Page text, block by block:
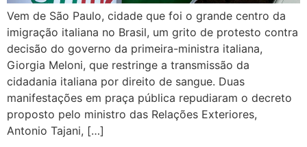
Vem de São Paulo, cidade que foi o grande centro da
imigração italiana no Brasil, um grito de protesto contra
decisão do governo da primeira-ministra italiana,
Giorgia Meloni, que restringe a transmissão da
cidadania italiana por direito de sangue. Duas
manifestações em praça pública repudiaram o decreto
proposto pelo ministro das Relações Exteriores,
Antonio Tajani, […]